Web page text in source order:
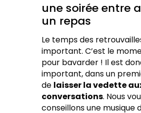
une soirée entre
un repas
Le temps des
important. C’est le
pour bavarder ! Il est
important, dans un
de laisser la vedette
conversations. Nous
conseillons une musique